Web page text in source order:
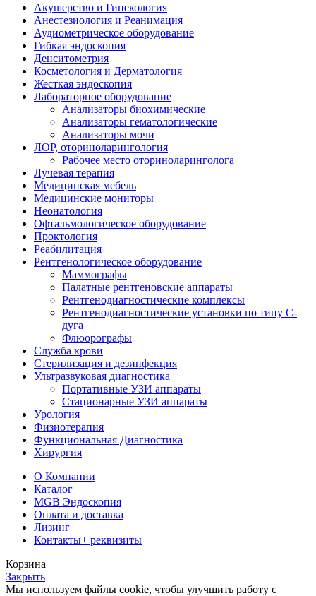
Акушерство и Гинекология
Анестезиология и Реанимация
Аудиометрическое оборудование
Гибкая эндоскопия
Денситометрия
Косметология и Дерматология
Жесткая эндоскопия
Лабораторное оборудование
Анализаторы биохимические
Анализаторы гематологические
Анализаторы мочи
ЛОР, оториноларингология
Рабочее место оториноларинголога
Лучевая терапия
Медицинская мебель
Медицинские мониторы
Неонатология
Офтальмологическое оборудование
Проктология
Реабилитация
Рентгенологическое оборудование
Маммографы
Палатные рентгеновские аппараты
Рентгенодиагностические комплексы
Рентгенодиагностические установки по типу С-
дуга
Флюорографы
Служба крови
Стерилизация и дезинфекция
Ультразвуковая диагностика
Портативные УЗИ аппараты
Стационарные УЗИ аппараты
Урология
Физиотерапия
Функциональная Диагностика
Хирургия
О Компании
Каталог
MGB Эндоскопия
Оплата и доставка
Лизинг
Контакты+ реквизиты
Корзина
Закрыть
Мы используем файлы cookie, чтобы улучшить работу с